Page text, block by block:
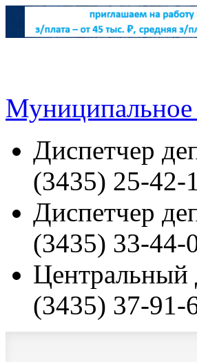
Диспетчер
(3435) 25-42-
Диспетчер
(3435) 33-44-
Центральный
(3435) 37-91-